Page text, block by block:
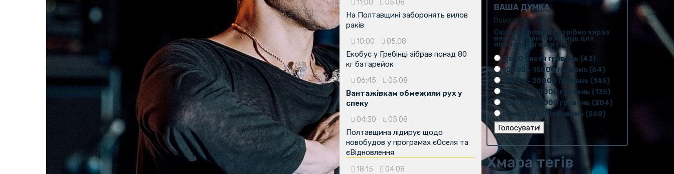
11:00 05.08
На Полтавщині заборонять вилов
раків
10:00 05.08
Екобус у Гребінці зібрав понад 80
кг батарейок
06:45 05.08
Вантажівкам обмежили рух у
спеку
04:30 05.08
Полтавщина лідирує щодо
новобудов у програмах єОселя та
єВідновлення
18:15 04.08
ВАША ДУМКА
Всього: 858
Скільки грошей потрібно зараз
вашій родині на місяць для
нормального життя?
До 10 тисяч гривень (42)
10000 - 15000 гривень (64)
15000 - 20000 гривень (145)
20000 - 30000 гривень (135)
30000 - 50000 гривень (204)
понад 50000 гривень (268)
Хмара тегів